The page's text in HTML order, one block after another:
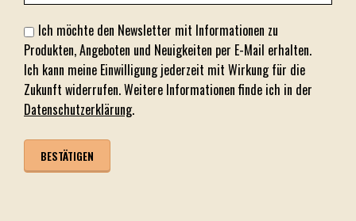
Ich möchte den Newsletter mit Informationen zu
Produkten, Angeboten und Neuigkeiten per E-Mail erhalten.
Ich kann meine Einwilligung jederzeit mit Wirkung für die
Zukunft widerrufen. Weitere Informationen finde ich in der
Datenschutzerklärung.